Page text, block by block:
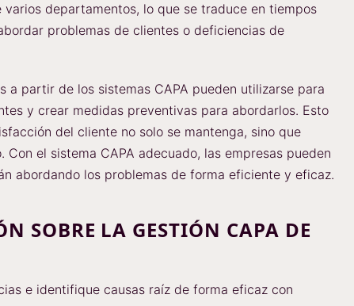
departamentos, lo que se traduce en tiempos
problemas de clientes o deficiencias de
a partir de los sistemas CAPA pueden utilizarse para
y crear medidas preventivas para abordarlos. Esto
del cliente no solo se mantenga, sino que
el sistema CAPA adecuado, las empresas pueden
abordando los problemas de forma eficiente y eficaz.
SOBRE LA GESTIÓN CAPA DE
e identifique causas raíz de forma eficaz con